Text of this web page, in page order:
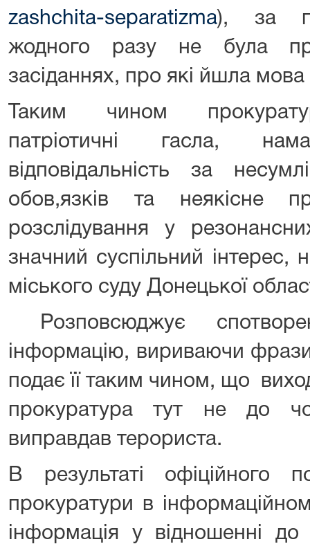
zashchita-separatizma), за
жодного разу не була
засіданнях, про які йшла мова
Таким чином
патріотичні гасла,
відповідальність за
обов,язків та неякісне
розслідування у
значний суспільний інтерес,
міського суду Донецької
Розповсюджує
інформацію, вириваючи
подає її таким чином, що
прокуратура тут не до
виправдав терориста.
В результаті офіційного
прокуратури в
інформація у відношенні